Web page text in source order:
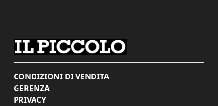
CONDIZIONI DI VENDITA
GERENZA
PRIVACY